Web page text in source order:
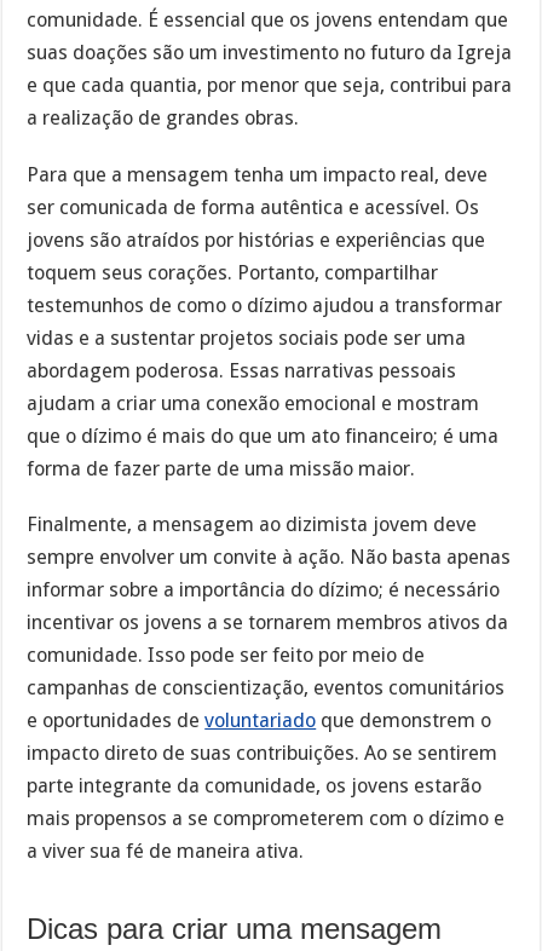
comunidade. É essencial que os jovens entendam que
suas doações são um investimento no futuro da Igreja
e que cada quantia, por menor que seja, contribui para
a realização de grandes obras.
Para que a mensagem tenha um impacto real, deve
ser comunicada de forma autêntica e acessível. Os
jovens são atraídos por histórias e experiências que
toquem seus corações. Portanto, compartilhar
testemunhos de como o dízimo ajudou a transformar
vidas e a sustentar projetos sociais pode ser uma
abordagem poderosa. Essas narrativas pessoais
ajudam a criar uma conexão emocional e mostram
que o dízimo é mais do que um ato financeiro; é uma
forma de fazer parte de uma missão maior.
Finalmente, a mensagem ao dizimista jovem deve
sempre envolver um convite à ação. Não basta apenas
informar sobre a importância do dízimo; é necessário
incentivar os jovens a se tornarem membros ativos da
comunidade. Isso pode ser feito por meio de
campanhas de conscientização, eventos comunitários
e oportunidades devoluntariado que demonstrem o
impacto direto de suas contribuições. Ao se sentirem
parte integrante da comunidade, os jovens estarão
mais propensos a se comprometerem com o dízimo e
a viver sua fé de maneira ativa.
Dicas para criar uma mensagem